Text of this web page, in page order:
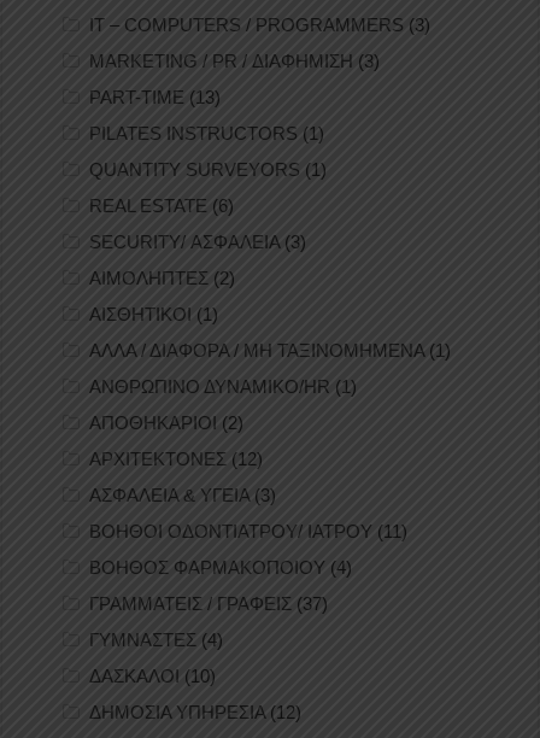
IT – COMPUTERS / PROGRAMMERS (3)
MARKETING / PR / ΔΙΑΦΗΜΙΣΗ (3)
PART-TIME (13)
PILATES INSTRUCTORS (1)
QUANTITY SURVEYORS (1)
REAL ESTATE (6)
SECURITY/ ΑΣΦΑΛΕΙΑ(3)
ΑΙΜΟΛΗΠΤΕΣ (2)
ΑΙΣΘΗΤΙΚΟΙ (1)
ΑΛΛΑ / ΔΙΑΦΟΡΑ / ΜΗ ΤΑΞΙΝΟΜΗΜΕΝΑ(1)
ΑΝΘΡΩΠΙΝΟ ΔΥΝΑΜΙΚΟ/HR (1)
ΑΠΟΘΗΚΑΡΙΟΙ (2)
ΑΡΧΙΤΕΚΤΟΝΕΣ (12)
ΑΣΦΑΛΕΙΑ & ΥΓΕΙΑ (3)
ΒΟΗΘΟΙ ΟΔΟΝΤΙΑΤΡΟΥ/ ΙΑΤΡΟΥ (11)
ΒΟΗΘΟΣ ΦΑΡΜΑΚΟΠΟΙΟΥ (4)
ΓΡΑΜΜΑΤΕΙΣ / ΓΡΑΦΕΙΣ (37)
ΓΥΜΝΑΣΤΕΣ (4)
ΔΑΣΚΑΛΟΙ (10)
ΔΗΜΟΣΙΑ ΥΠΗΡΕΣΙΑ(12)